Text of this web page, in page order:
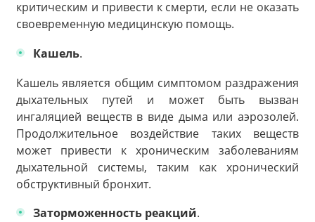
критическим и привести к смерти, если не оказать
своевременную медицинскую помощь.
Кашель.
Кашель является общим симптомом раздражения
дыхательных путей и может быть вызван
ингаляцией веществ в виде дыма или аэрозолей.
Продолжительное воздействие таких веществ
может привести к хроническим заболеваниям
дыхательной системы, таким как хронический
обструктивный бронхит.
Заторможенность реакций.